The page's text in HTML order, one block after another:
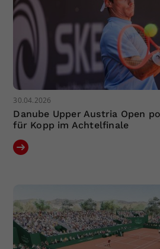
30.04.2026
Danube Upper Austria Open
für Kopp im Achtelfinale